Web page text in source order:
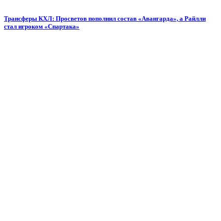
Трансферы КХЛ: Просветов пополнил состав «Авангарда», а Райлли
стал игроком «Спартака»